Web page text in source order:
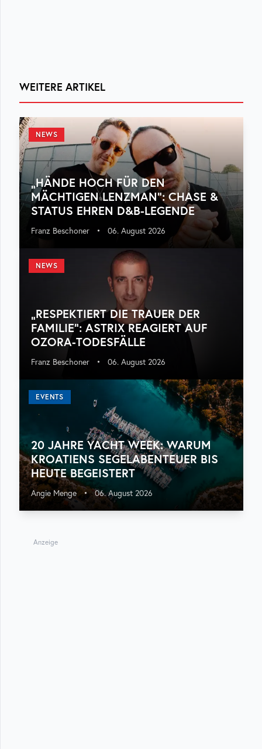
WEITERE ARTIKEL
NEWS
„HÄNDE HOCH FÜR DEN
MÄCHTIGEN LENZMAN“: CHASE &
STATUS EHREN D&B-LEGENDE
Franz Beschoner • 06. August 2026
NEWS
„RESPEKTIERT DIE TRAUER DER
FAMILIE“: ASTRIX REAGIERT AUF
OZORA-TODESFÄLLE
Franz Beschoner • 06. August 2026
EVENTS
20 JAHRE YACHT WEEK: WARUM
KROATIENS SEGELABENTEUER BIS
HEUTE BEGEISTERT
Angie Menge • 06. August 2026
Anzeige